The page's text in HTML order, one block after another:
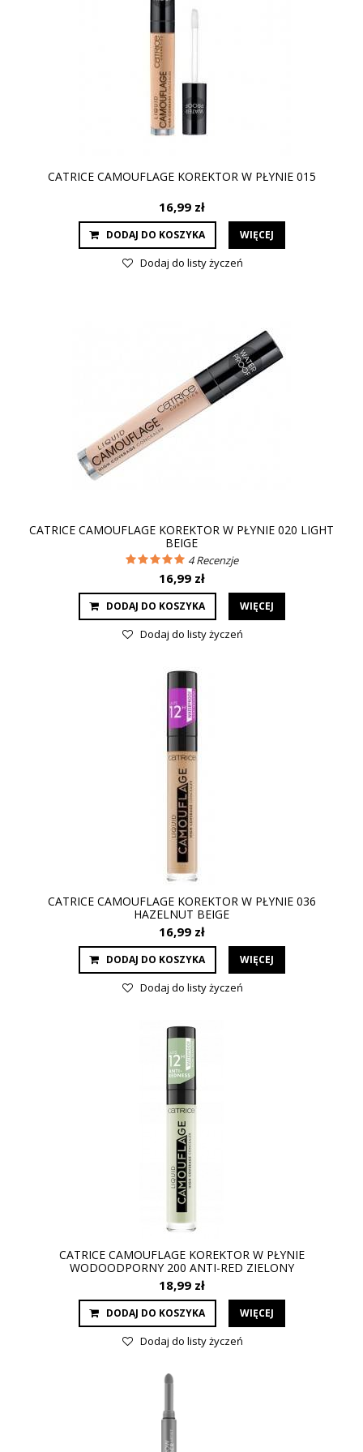
CATRICE CAMOUFLAGE KOREKTOR W PŁYNIE 015
16,99 zł
DODAJ DO KOSZYKA WIĘCEJ
Dodaj do listy życzeń
CATRICE CAMOUFLAGE KOREKTOR W PŁYNIE 020 LIGHT
BEIGE
4Recenzje
16,99 zł
DODAJ DO KOSZYKA WIĘCEJ
Dodaj do listy życzeń
CATRICE CAMOUFLAGE KOREKTOR W PŁYNIE 036
HAZELNUT BEIGE
16,99 zł
DODAJ DO KOSZYKA WIĘCEJ
Dodaj do listy życzeń
CATRICE CAMOUFLAGE KOREKTOR W PŁYNIE
WODOODPORNY 200 ANTI-RED ZIELONY
18,99 zł
DODAJ DO KOSZYKA WIĘCEJ
Dodaj do listy życzeń